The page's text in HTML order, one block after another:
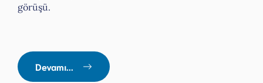
görüşü.
Devamı...